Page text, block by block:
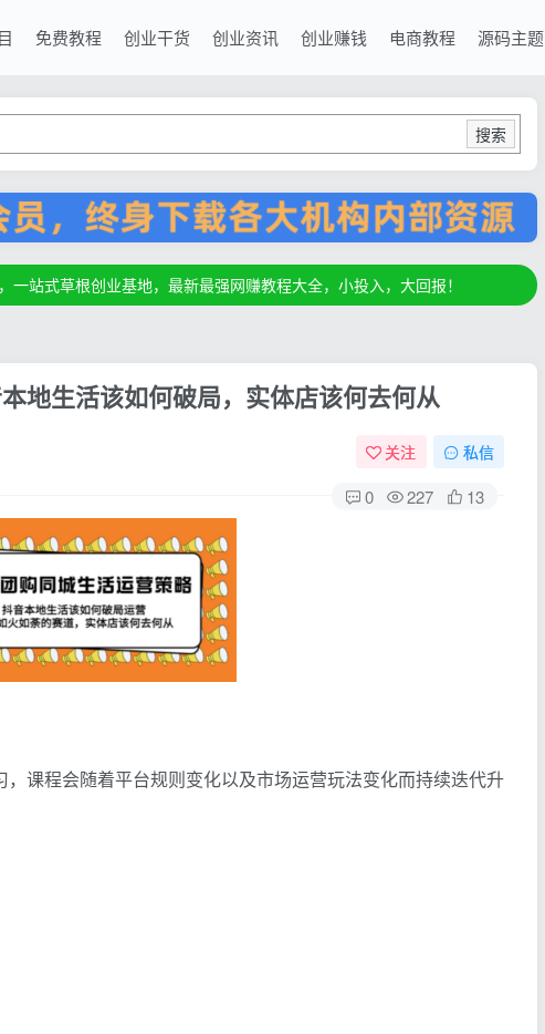
免费教程 创业干货 创业资讯 创业赚钱 电商教程 源码主题
搜索
一站式草根创业基地，最新最强网赚教程大全，小投入，大回报！
一站式草根创业基地，最新最强网赚教程大全，小投入，大回报！
站式草根创业基地，最新最强网赚教程大全，小投入，大回报！
地生活该如何破局，实体店该何去何从
关注 私信
0 227 13
课程会随着平台规则变化以及市场运营玩法变化而持续迭代升